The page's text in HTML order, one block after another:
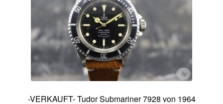
-VERKAUFT- Tudor Submariner 7928 von 1964